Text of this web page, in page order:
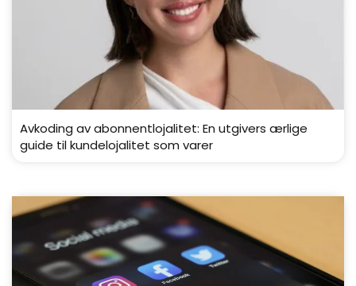
Avkoding av abonnentlojalitet: En utgivers ærlige
guide til kundelojalitet som varer